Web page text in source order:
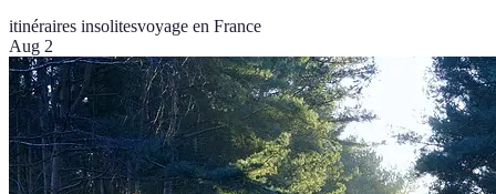
itinéraires insolitesvoyage en France
Aug 2